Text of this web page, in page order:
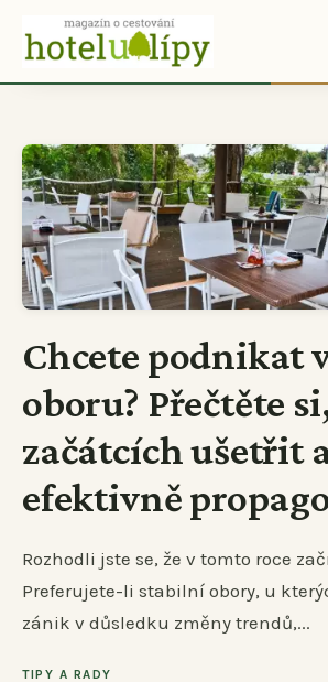
Chcete podnikat
oboru? Přečtěte
začátcích ušetřit
efektivně
Rozhodli jste se, že v tomto roce
Preferujete-li stabilní obory, u
zánik v důsledku změny trendů,...
TIPY A RADY